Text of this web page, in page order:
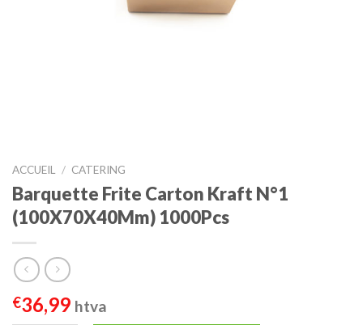
ACCUEIL / CATERING
Barquette Frite Carton Kraft N°1
(100X70X40Mm) 1000Pcs
€36,99 htva